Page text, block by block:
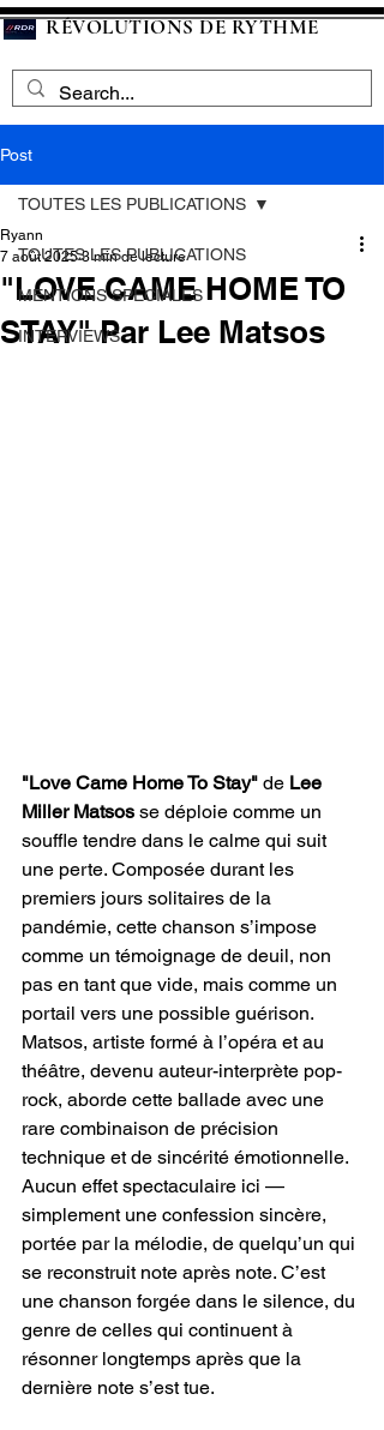
RÉVOLUTIONS DE RYTHME
Post
TOUTES LES PUBLICATIONS
MENTIONS SPECIALES
INTERVIEWS
TOUTES LES PUBLICATIONS
"LOVE CAME HOME TO
STAY" Par Lee Matsos
Ryann
7 août 2025 3 min de lecture
"Love Came Home To Stay" de Lee
Miller Matsos se déploie comme un
souffle tendre dans le calme qui suit
une perte. Composée durant les
premiers jours solitaires de la
pandémie, cette chanson s’impose
comme un témoignage de deuil, non
pas en tant que vide, mais comme un
portail vers une possible guérison.
Matsos, artiste formé à l’opéra et au
théâtre, devenu auteur-interprète pop-
rock, aborde cette ballade avec une
rare combinaison de précision
technique et de sincérité émotionnelle.
Aucun effet spectaculaire ici —
simplement une confession sincère,
portée par la mélodie, de quelqu’un qui
se reconstruit note après note. C’est
une chanson forgée dans le silence, du
genre de celles qui continuent à
résonner longtemps après que la
dernière note s’est tue.